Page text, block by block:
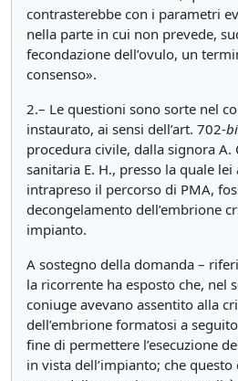
contrasterebbe con i parametri
nella parte in cui non prevede,
fecondazione dell’ovulo, un
consenso».
2.– Le questioni sono sorte nel
instaurato, ai sensi dell’art. 702-
procedura civile, dalla signora A.
sanitaria E. H., presso la quale
intrapreso il percorso di PMA,
decongelamento dell’embrione
impianto.
A sostegno della domanda –
la ricorrente ha esposto che, nel
coniuge avevano assentito alla
dell’embrione formatosi a
fine di permettere l’esecuzione
in vista dell’impianto; che